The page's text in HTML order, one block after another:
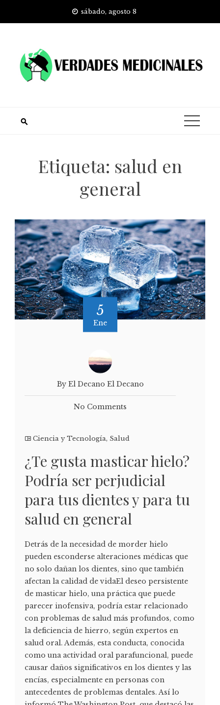
sábado, agosto 8
Etiqueta: salud en
general
5
Ene
By El Decano El Decano
No Comments
Ciencia y Tecnología, Salud
¿Te gusta masticar hielo?
Podría ser perjudicial
para tus dientes y para tu
salud en general
Detrás de la necesidad de morder hielo
pueden esconderse alteraciones médicas que
no solo dañan los dientes, sino que también
afectan la calidad de vidaEl deseo persistente
de masticar hielo, una práctica que puede
parecer inofensiva, podría estar relacionado
con problemas de salud más profundos, como
la deficiencia de hierro, según expertos en
salud oral. Además, esta conducta, conocida
como una actividad oral parafuncional, puede
causar daños significativos en los dientes y las
encías, especialmente en personas con
antecedentes de problemas dentales. Así lo